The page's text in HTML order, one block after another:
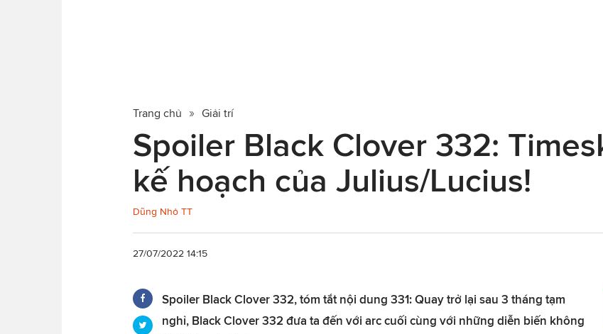
Trang chủ Giải trí
Spoiler Black Clover 332:
kế hoạch của Julius/Lucius!
Dũng Nhỏ TT
27/07/2022 14:15
Spoiler Black Clover 332, tóm tắt nội dung 331: Quay trở lại sau 3 tháng tạm
nghỉ, Black Clover 332 đưa ta đến với arc cuối cùng với những diễn biến không